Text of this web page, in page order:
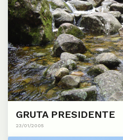
GRUTA PRESIDENTE
23/01/2005